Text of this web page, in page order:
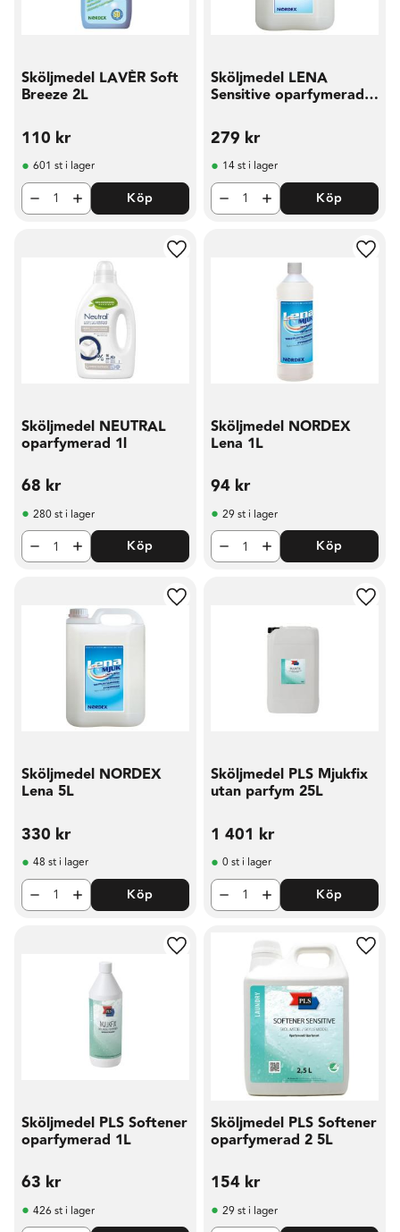
Sköljmedel LAVÈR Soft
Breeze 2L
110 kr
601 st i lager
Köp
Sköljmedel LENA
Sensitive oparfymerad
279 kr
14 st i lager
Köp
Sköljmedel NEUTRAL
oparfymerad 1l
68 kr
Lägg till i favoriter
280 st i lager
Köp
Sköljmedel NORDEX
Lena 1L
94 kr
29 st i lager
Köp
Sköljmedel NORDEX
Lena 5L
330 kr
Lägg till i favoriter
48 st i lager
Köp
Sköljmedel PLS Mjukfix
utan parfym 25L
1 401 kr
0 st i lager
Köp
Sköljmedel PLS Softener
oparfymerad 1L
63 kr
Lägg till i favoriter
426 st i lager
Sköljmedel PLS Softener
oparfymerad 2 5L
154 kr
29 st i lager